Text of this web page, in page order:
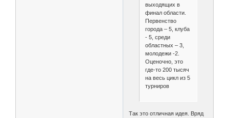
выходящих в
финал области.
Первенство
города – 5, клуба
- 5, среди
областных – 3,
молодежи -2.
Оценочно, это
где-то 200 тысяч
на весь цикл из 5
турниров
Так это отличная идея. Вряд